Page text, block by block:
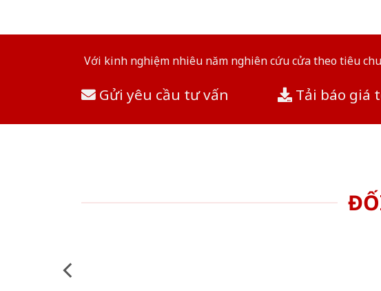
Với kinh nghiệm nhiêu năm nghiên cứu cửa theo tiêu
Gửi yêu cầu tư vấn Tải báo giá